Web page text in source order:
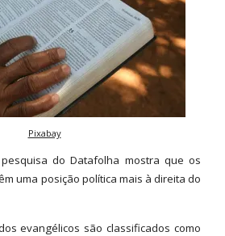
Pixabay
do Datafolha mostra que os
uma posição política mais à direita do
evangélicos são classificados como